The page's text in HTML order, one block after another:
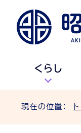
くらし
現在の位置：